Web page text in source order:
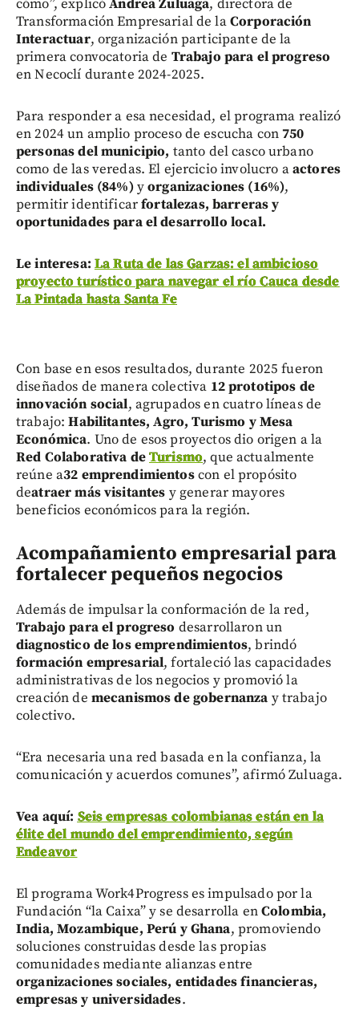
cómo”, explicóAndrea Zuluaga, directora de
Transformación Empresarial de laCorporación
Interactuar, organización participante de la
primera convocatoria de Trabajo para el progreso
en Necoclí durante 2024-2025.
Para responder a esa necesidad, el programa realizó
en 2024 un amplio proceso de escucha con750
personas del municipio, tanto del casco urbano
como de las veredas. El ejercicio involucro aactores
individuales (84%)yorganizaciones (16%),
permitir identificarfortalezas, barreras y
oportunidades para el desarrollo local.
Le interesa: La Ruta de las Garzas: el ambicioso
proyecto turístico para navegar el río Cauca desde
La Pintada hasta Santa Fe
Con base en esos resultados, durante 2025 fueron
diseñados de manera colectiva 12 prototipos de
innovación social, agrupados en cuatro líneas de
trabajo:Habilitantes, Agro, Turismo y Mesa
Económica. Uno de esos proyectos dio origen a la
Red Colaborativa deTurismo, que actualmente
reúne a32 emprendimientoscon el propósito
deatraer más visitantes y generar mayores
beneficios económicos para la región.
Acompañamiento empresarial para
fortalecer pequeños negocios
Además de impulsar la conformación de la red,
Trabajo para el progreso desarrollaron un
diagnostico de los emprendimientos, brindó
formación empresarial, fortaleció las capacidades
administrativas de los negocios y promovió la
creación de mecanismos de gobernanza y trabajo
colectivo.
“Era necesaria una red basada en la confianza, la
comunicación y acuerdos comunes”, afirmó Zuluaga.
Vea aquí: Seis empresas colombianas están en la
élite del mundo del emprendimiento, según
Endeavor
El programa Work4Progress es impulsado por la
Fundación “la Caixa” y se desarrolla enColombia,
India, Mozambique, Perú y Ghana, promoviendo
soluciones construidas desde las propias
comunidades mediante alianzas entre
organizaciones sociales, entidades financieras,
empresas y universidades.